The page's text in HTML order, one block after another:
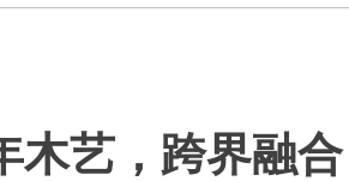
木艺，跨界融合